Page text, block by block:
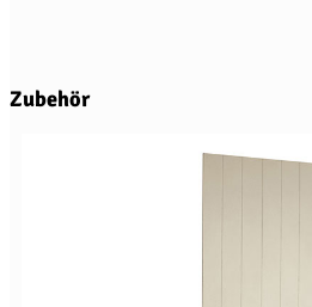
Produktgalerie überspringen
Zubehör